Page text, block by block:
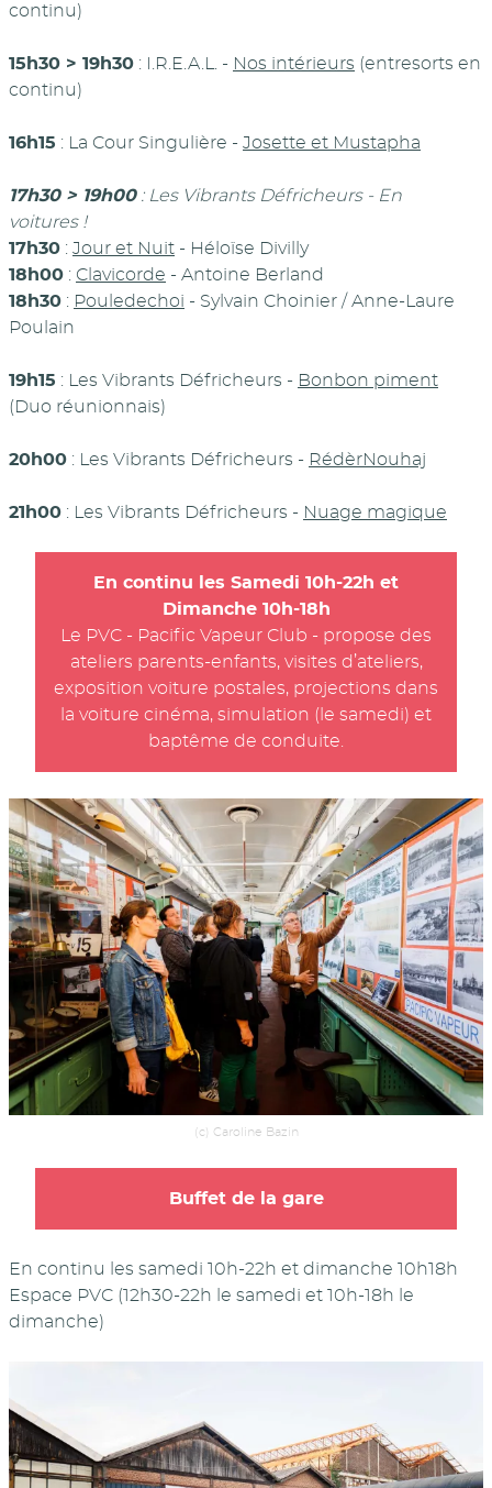
continu)
15h30 > 19h30 : I.R.E.A.L. - Nos intérieurs (entresorts en
continu)
16h15 : La Cour Singulière - Josette et Mustapha
17h30 > 19h00: Les Vibrants Défricheurs - En
voitures !
17h30 : Jour et Nuit - Héloïse Divilly
18h00 : Clavicorde - Antoine Berland
18h30 : Pouledechoi - Sylvain Choinier / Anne-Laure
Poulain
19h15 : Les Vibrants Défricheurs - Bonbon piment
(Duo réunionnais)
20h00 : Les Vibrants Défricheurs - RédèrNouhaj
21h00 : Les Vibrants Défricheurs - Nuage magique
En continu les Samedi 10h-22h et
Dimanche 10h-18h
Le PVC - Pacific Vapeur Club - propose des
ateliers parents-enfants, visites d’ateliers,
exposition voiture postales, projections dans
la voiture cinéma, simulation (le samedi) et
baptême de conduite.
(c) Caroline Bazin
Buffet de la gare
En continu les samedi 10h-22h et dimanche 10h18h
Espace PVC (12h30-22h le samedi et 10h-18h le
dimanche)